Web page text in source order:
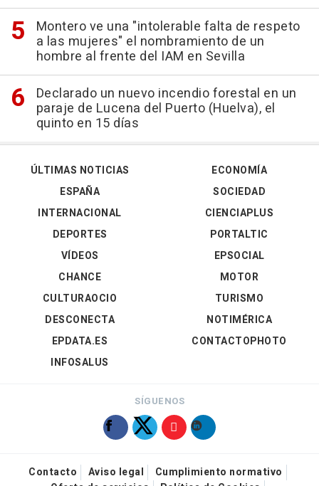
Montero ve una "intolerable falta de respeto
a las mujeres" el nombramiento de un
hombre al frente del IAM en Sevilla
Declarado un nuevo incendio forestal en un
paraje de Lucena del Puerto (Huelva), el
quinto en 15 días
ÚLTIMAS NOTICIAS
ESPAÑA
INTERNACIONAL
DEPORTES
VÍDEOS
ECONOMÍA
SOCIEDAD
CIENCIAPLUS
PORTALTIC
EPSOCIAL
CHANCE
CULTURAOCIO
DESCONECTA
EPDATA.ES
INFOSALUS
MOTOR
TURISMO
NOTIMÉRICA
CONTACTOPHOTO
SÍGUENOS
Contacto Aviso legal
Cumplimiento normativo